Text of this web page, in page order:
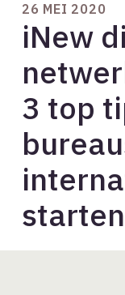
26 MEI 2020
iNew
3 top
starten